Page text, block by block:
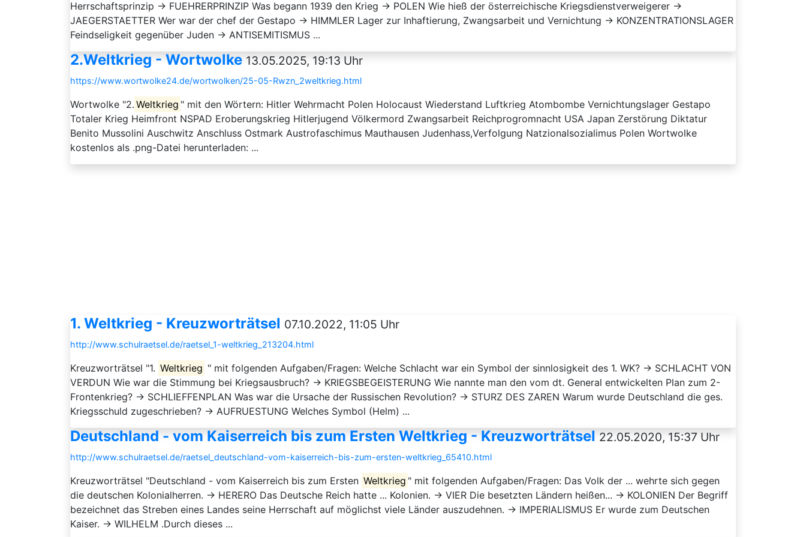
Herrschaftsprinzip → FUEHRERPRINZIP Was begann 1939 den Krieg → POLEN Wie hieß der österreichische Kriegsdienstverweigerer →
JAEGERSTAETTER Wer war der chef der Gestapo → HIMMLER Lager zur Inhaftierung, Zwangsarbeit und Vernichtung → KONZENTRATIONSLAGER
Feindseligkeit gegenüber Juden → ANTISEMITISMUS ...
2.Weltkrieg - Wortwolke 13.05.2025, 19:13 Uhr
https://www.wortwolke24.de/wortwolken/25-05-Rwzn_2weltkrieg.html
Wortwolke "2. Weltkrieg " mit den Wörtern: Hitler Wehrmacht Polen Holocaust Wiederstand Luftkrieg Atombombe Vernichtungslager Gestapo
Totaler Krieg Heimfront NSPAD Eroberungskrieg Hitlerjugend Völkermord Zwangsarbeit Reichprogromnacht USA Japan Zerstörung Diktatur
Benito Mussolini Auschwitz Anschluss Ostmark Austrofaschimus Mauthausen Judenhass,Verfolgung Natzionalsozialimus Polen Wortwolke
kostenlos als .png-Datei herunterladen: ...
1. Weltkrieg - Kreuzworträtsel 07.10.2022, 11:05 Uhr
http://www.schulraetsel.de/raetsel_1-weltkrieg_213204.html
Kreuzworträtsel "1. Weltkrieg " mit folgenden Aufgaben/Fragen: Welche Schlacht war ein Symbol der sinnlosigkeit des 1. WK? → SCHLACHT VON
VERDUN Wie war die Stimmung bei Kriegsausbruch? → KRIEGSBEGEISTERUNG Wie nannte man den vom dt. General entwickelten Plan zum 2-
Frontenkrieg? → SCHLIEFFENPLAN Was war die Ursache der Russischen Revolution? → STURZ DES ZAREN Warum wurde Deutschland die ges.
Kriegsschuld zugeschrieben? → AUFRUESTUNG Welches Symbol (Helm) ...
Deutschland - vom Kaiserreich bis zum Ersten Weltkrieg - Kreuzworträtsel 22.05.2020, 15:37 Uhr
http://www.schulraetsel.de/raetsel_deutschland-vom-kaiserreich-bis-zum-ersten-weltkrieg_65410.html
Kreuzworträtsel "Deutschland - vom Kaiserreich bis zum Ersten Weltkrieg " mit folgenden Aufgaben/Fragen: Das Volk der ... wehrte sich gegen
die deutschen Kolonialherren. → HERERO Das Deutsche Reich hatte ... Kolonien. → VIER Die besetzten Ländern heißen... → KOLONIEN Der Begriff
bezeichnet das Streben eines Landes seine Herrschaft auf möglichst viele Länder auszudehnen. → IMPERIALISMUS Er wurde zum Deutschen
Kaiser. → WILHELM .Durch dieses ...